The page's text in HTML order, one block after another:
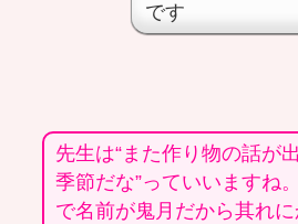
です
先生は“また作り物の話が
季節だな”っていいますね
で名前が鬼月だから其れに